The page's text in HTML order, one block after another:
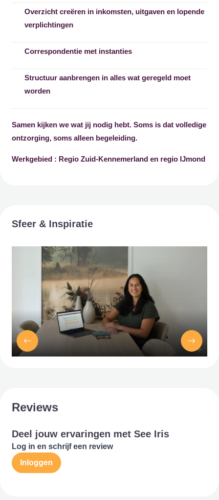
Overzicht creëren in inkomsten, uitgaven en lopende
verplichtingen
Correspondentie met instanties
Structuur aanbrengen in alles wat geregeld moet
worden
Samen kijken we wat jij nodig hebt. Soms is dat volledige
ontzorging, soms alleen begeleiding.
Werkgebied : Regio Zuid-Kennemerland en regio IJmond
Sfeer & Inspiratie
Reviews
Deel jouw ervaringen met See Iris
Log in en schrijf een review
Inloggen